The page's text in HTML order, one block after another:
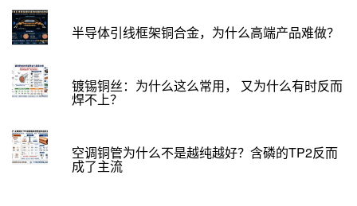
半导体引线框架铜合金，为什么高端产品难做？
镀锡铜丝：为什么这么常用， 又为什么有时反而
焊不上？
空调铜管为什么不是越纯越好？含磷的TP2反而
成了主流